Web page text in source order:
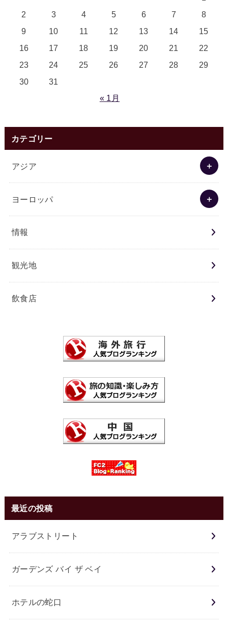
2
3 4 5 6 7
8
9
10 11 12 13 14
15
16
17 18 19 20 21
22
23
24 25 26 27 28
29
30
31
« 1月
カテゴリー
アジア
ヨーロッパ
情報
観光地
飲食店
最近の投稿
アラブストリート
ガーデンズ バイ ザ ベイ
ホテルの蛇口